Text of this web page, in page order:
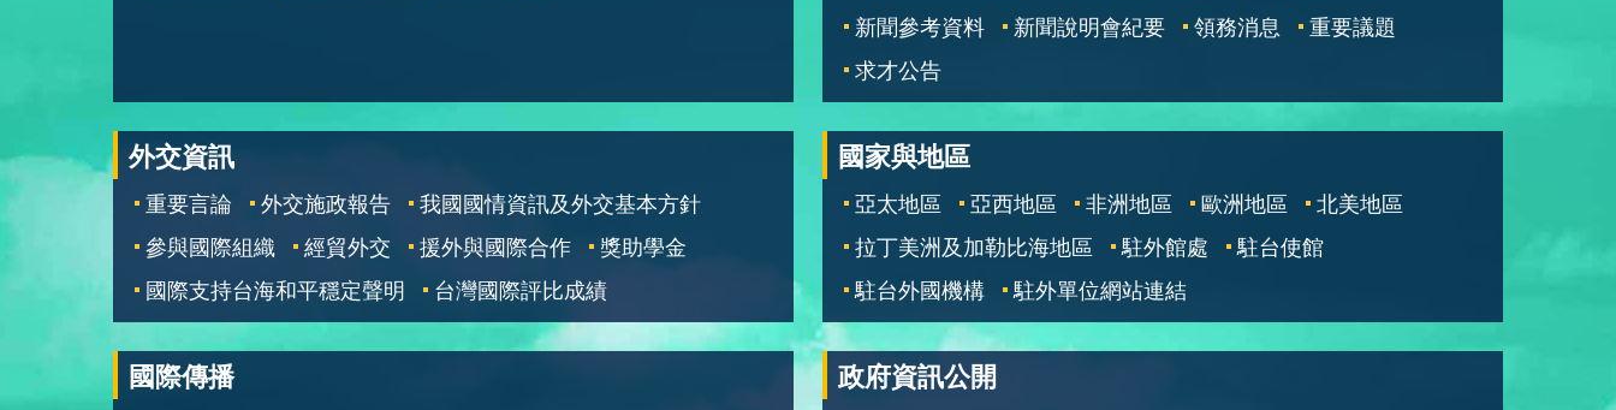
新聞參考資料
新聞說明會紀要 領務消息
重要議題
求才公告
外交資訊
重要言論 外交施政報告
我國國情資訊及外交基本方針
參與國際組織
經貿外交 援外與國際合作
獎助學金
國際支持台海和平穩定聲明
台灣國際評比成績
國家與地區
亞太地區 亞西地區 非洲地區 歐洲地區
北美地區
拉丁美洲及加勒比海地區
駐外館處
駐台使館
駐台外國機構
駐外單位網站連結
國際傳播 政府資訊公開